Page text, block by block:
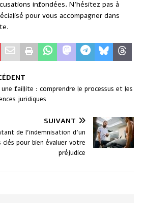
infondées. N’hésitez pas à
pour vous accompagner dans
une faillite : comprendre le processus et les
juridiques
SUIVANT
de l’indemnisation d’un
pour bien évaluer votre
préjudice